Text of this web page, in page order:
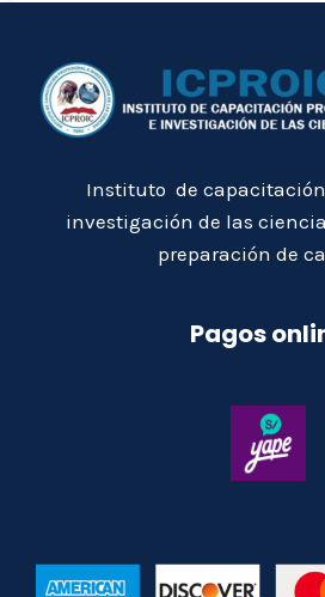
Instituto de
investigación de las
preparación de
Pagos